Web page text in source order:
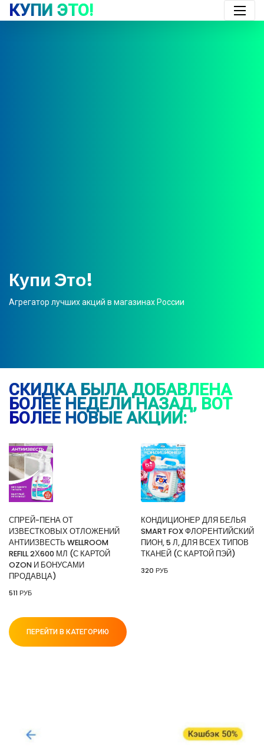
КУПИ ЭТО!
Купи Это!
Агрегатор лучших акций в магазинах России
СКИДКА БЫЛА ДОБАВЛЕНА
БОЛЕЕ НЕДЕЛИ НАЗАД, ВОТ
БОЛЕЕ НОВЫЕ АКЦИИ:
СПРЕЙ-ПЕНА ОТ
ИЗВЕСТКОВЫХ ОТЛОЖЕНИЙ
АНТИИЗВЕСТЬ WELLROOM
REFILL 2Х600 МЛ (С КАРТОЙ
OZON И БОНУСАМИ
ПРОДАВЦА)
511 РУБ
КОНДИЦИОНЕР ДЛЯ БЕЛЬЯ
SMART FOX ФЛОРЕНТИЙСКИЙ
ПИОН, 5 Л, ДЛЯ ВСЕХ ТИПОВ
ТКАНЕЙ (С КАРТОЙ ПЭЙ)
320 РУБ
ПЕРЕЙТИ В КАТЕГОРИЮ